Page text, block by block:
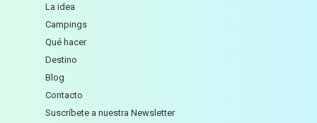
La idea
Campings
Qué hacer
Destino
Blog
Contacto
Suscríbete a nuestra Newsletter